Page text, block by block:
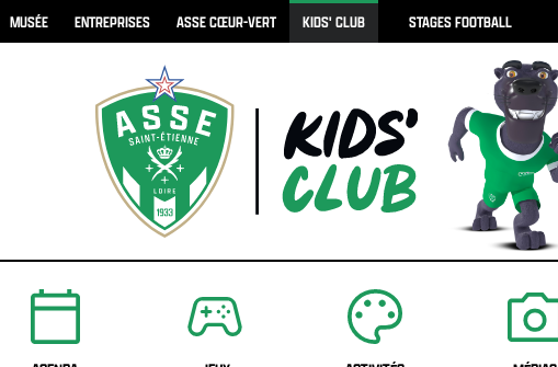
MUSÉE ENTREPRISES ASSE CŒUR-VERT KIDS' CLUB STAGES FOOTBALL